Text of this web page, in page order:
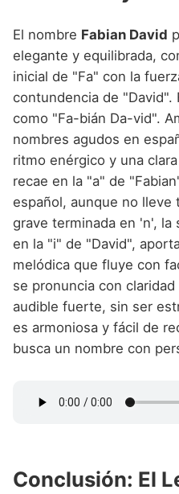
El nombre Fabian David
elegante y equilibrada,
inicial de "Fa" con la
contundencia de
como "Fa-bián Da-vid".
nombres agudos en
ritmo enérgico y una
recae en la "a" de
español, aunque no
grave terminada en 'n', la
en la "i" de "David",
melódica que fluye con
se pronuncia con
audible fuerte, sin ser
es armoniosa y fácil de
busca un nombre con
Conclusión: El